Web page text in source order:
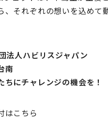
、それぞれの想いを込めて
法人ハビリスジャパン
南
にチャレンジの機会を！
はこちら